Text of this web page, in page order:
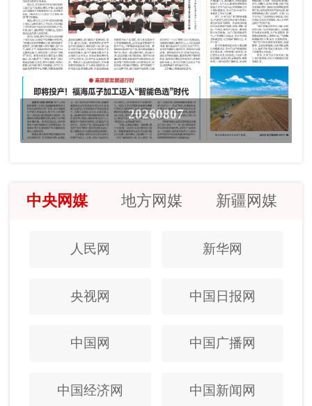
20260807
中央网媒 地方网媒 新疆网媒
人民网 新华网
央视网 中国日报网
中国网 中国广播网
中国经济网 中国新闻网